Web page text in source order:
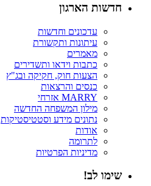
חדשות הארגון
עדכונים וחדשות
עיתונות ותקשורת
מאמרים
כתבות וידאו ותשדירים
הצעות חוק, חקיקה ובג"ץ
כנסים והרצאות
MARRY אזרחי
מילון המשפחה החדשה
נתונים מידע וסטטיסטיקות
אודות
לתרומה
מדיניות הפרטיות
שימו לב!